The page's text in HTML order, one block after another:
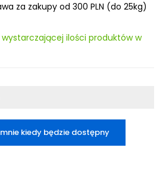
za zakupy od 300 PLN (do 25kg)
ilości produktów w
kiedy będzie dostępny